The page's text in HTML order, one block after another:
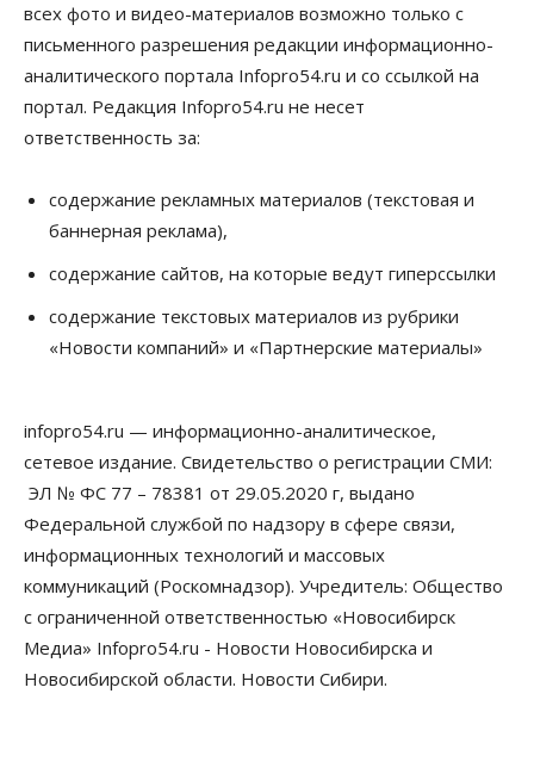
Общество
Деньгами будут распоряжаться дети: в десяти
школах Новосибирской области введут
инициативное бюджетирование
07 Августа 2026, 11:00
заключили под стражу
07 Августа 2026, 10:15
Общество
Новосибирской области, но режима ЧС не будет
07 Августа 2026, 10:00
выстраивают системы защиты от атак БПЛА
07 Августа 2026, 09:00
По «Сибэлектротерму» выдали исполнительные
листы на полмиллиарда рублей
07 Августа 2026, 08:00
Бизнес Власть Медицина Общество
Искусственный интеллект предлагают
привлекать к разработке новых лекарств в
России
всех фото и видео-материалов возможно только с
письменного разрешения редакции информационно-
аналитического портала Infopro54.ru и со ссылкой на
портал. Редакция Infopro54.ru не несет
ответственность за:
содержание рекламных материалов (текстовая и
баннерная реклама),
содержание сайтов, на которые ведут гиперссылки
содержание текстовых материалов из рубрики
«Новости компаний» и «Партнерские материалы»
infopro54.ru — информационно-аналитическое,
сетевое издание. Свидетельство о регистрации СМИ:
ЭЛ № ФС 77 – 78381 от 29.05.2020 г, выдано
Федеральной службой по надзору в сфере связи,
информационных технологий и массовых
коммуникаций (Роскомнадзор). Учредитель: Общество
с ограниченной ответственностью «Новосибирск
Медиа» Infopro54.ru - Новости Новосибирска и
Новосибирской области. Новости Сибири.